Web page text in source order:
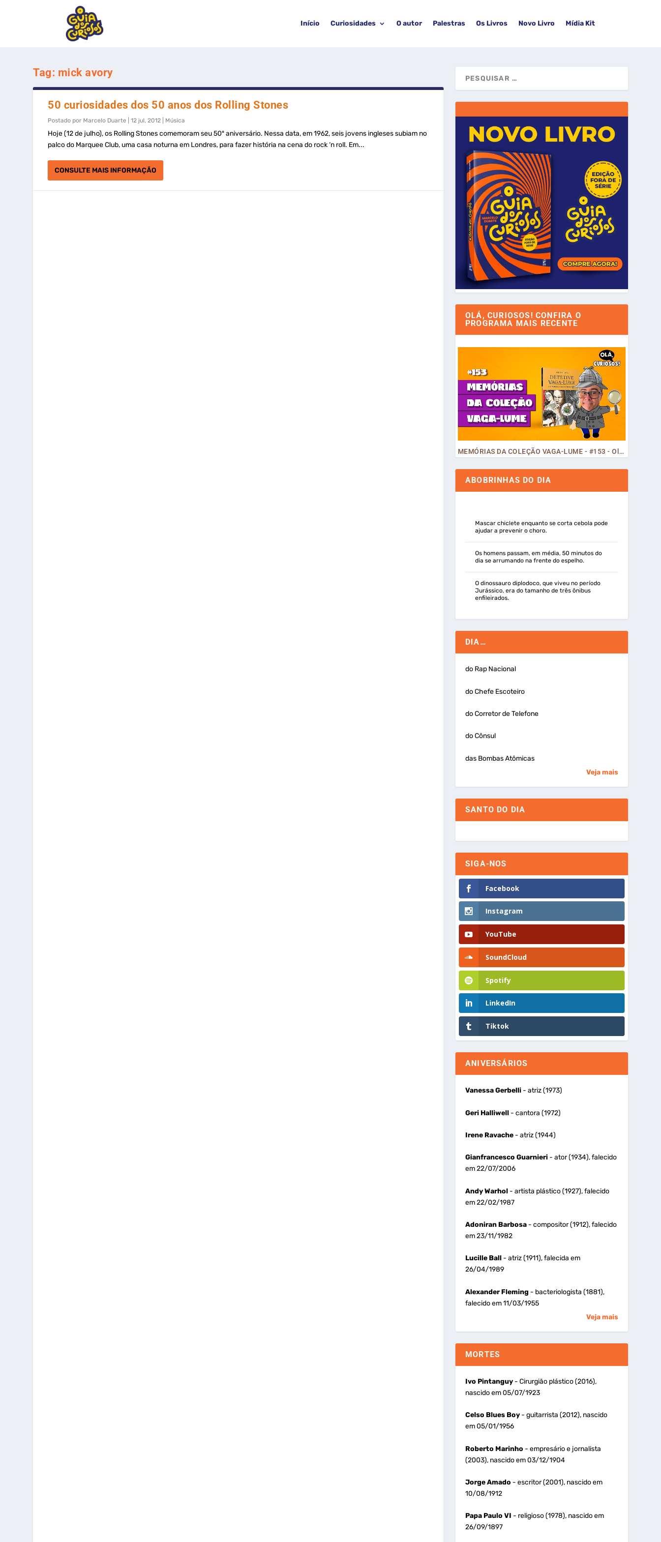
Início Curiosidades O autor Palestras Os Livros Novo Livro Mídia Kit
Tag: mick avory
50 curiosidades dos 50 anos dos Rolling Stones
Postado por Marcelo Duarte |12 jul, 2012 Música
Hoje (12 de julho), os Rolling Stones comemoram seu 50º aniversário. Nessa data, em 1962, seis jovens ingleses subiam no
palco do Marquee Club, uma casa noturna em Londres, para fazer história na cena do rock ‘n roll. Em...
CONSULTE MAIS INFORMAÇÃO
OLÁ, CURIOSOS! CONFIRA O
PROGRAMA MAIS RECENTE
MEMÓRIAS DA COLEÇÃO VAGA-LUME - #153 - Olá, Curiosos! 2023
ABOBRINHAS DO DIA
Mascar chiclete enquanto se corta cebola pode
ajudar a prevenir o choro.
Os homens passam, em média, 50 minutos do
dia se arrumando na frente do espelho.
O dinossauro diplodoco, que viveu no período
Jurássico, era do tamanho de três ônibus
enfileirados.
DIA…
do Rap Nacional
do Chefe Escoteiro
do Corretor de Telefone
do Cônsul
das Bombas Atômicas
Veja mais
SANTO DO DIA
SIGA-NOS
Facebook
Instagram
YouTube
SoundCloud
Spotify
LinkedIn
Tiktok
ANIVERSÁRIOS
Vanessa Gerbelli- atriz (1973)
Geri Halliwell- cantora (1972)
Irene Ravache- atriz (1944)
Gianfrancesco Guarnieri- ator (1934), falecido
em 22/07/2006
Andy Warhol- artista plástico (1927), falecido
em 22/02/1987
Adoniran Barbosa- compositor (1912), falecido
em 23/11/1982
Lucille Ball- atriz (1911), falecida em
26/04/1989
Alexander Fleming - bacteriologista (1881),
falecido em 11/03/1955
Veja mais
MORTES
Ivo Pintanguy- Cirurgião plástico (2016),
nascido em 05/07/1923
Celso Blues Boy- guitarrista (2012), nascido
em 05/01/1956
Roberto Marinho - empresário e jornalista
(2003), nascido em 03/12/1904
Jorge Amado - escritor (2001), nascido em
10/08/1912
Papa Paulo VI - religioso (1978), nascido em
26/09/1897